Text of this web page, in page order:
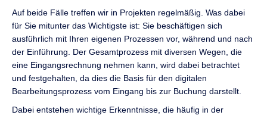
Auf beide Fälle treffen wir in Projekten regelmäßig. Was dabei
für Sie mitunter das Wichtigste ist: Sie beschäftigen sich
ausführlich mit Ihren eigenen Prozessen vor, während und nach
der Einführung. Der Gesamtprozess mit diversen Wegen, die
eine Eingangsrechnung nehmen kann, wird dabei betrachtet
und festgehalten, da dies die Basis für den digitalen
Bearbeitungsprozess vom Eingang bis zur Buchung darstellt.
Dabei entstehen wichtige Erkenntnisse, die häufig in der